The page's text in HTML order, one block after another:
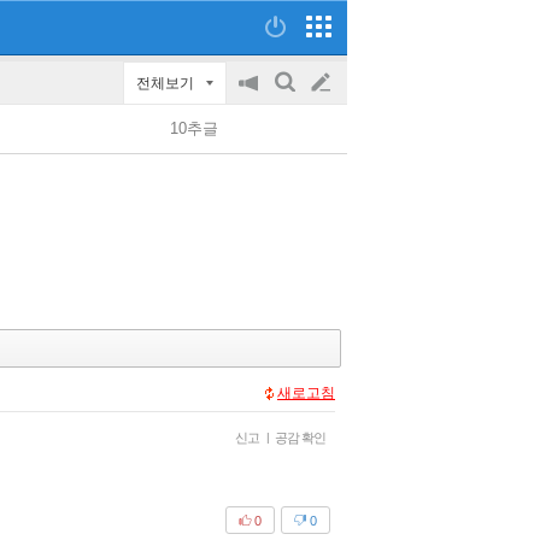
전체보기
공
on/off
검
글
쓰
10추글
새로고침
신고 | 공감 확인
0
0